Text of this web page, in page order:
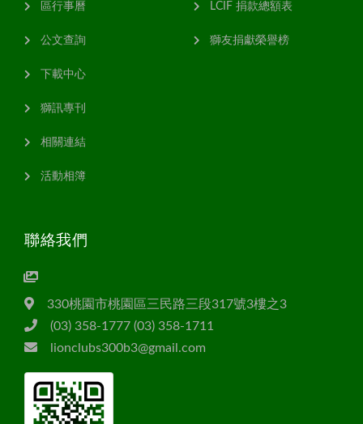
區行事曆
公文查詢
下載中心
獅訊專刊
相關連結
活動相簿
LCIF 捐款總額表
獅友捐獻榮譽榜
聯絡我們
330桃園市桃園區三民路三段317號3樓之3
(03) 358-1777 (03) 358-1711
lionclubs300b3@gmail.com